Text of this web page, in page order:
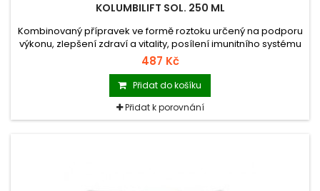
KOLUMBILIFT SOL. 250 ML
Kombinovaný přípravek ve formě roztoku určený na podporu
výkonu, zlepšení zdraví a vitality, posílení imunitního systému
závodních holubů.
487 Kč
Přidat do košíku
Přidat k porovnání